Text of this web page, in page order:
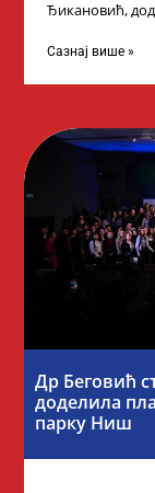
Ђикановић,
Сазнај више »
Др Беговић
доделила
парку Ниш